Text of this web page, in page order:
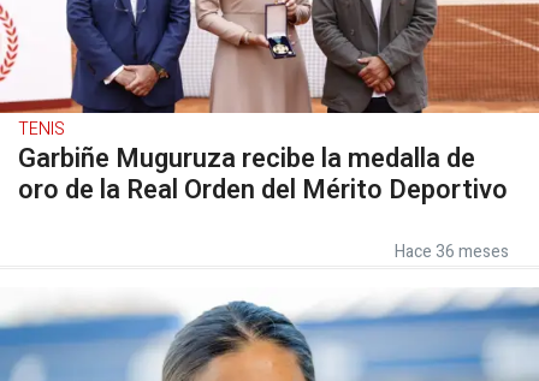
TENIS
Garbiñe Muguruza recibe la medalla de
oro de la Real Orden del Mérito Deportivo
Hace 36 meses